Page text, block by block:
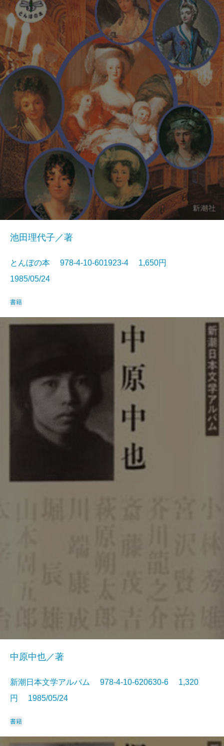
池田理代子／著
とんぼの本 978-4-10-601923-4 1,650円
1985/05/24
書籍
中原中也／著
新潮日本文学アルバム 978-4-10-620630-6 1,320
円 1985/05/24
書籍